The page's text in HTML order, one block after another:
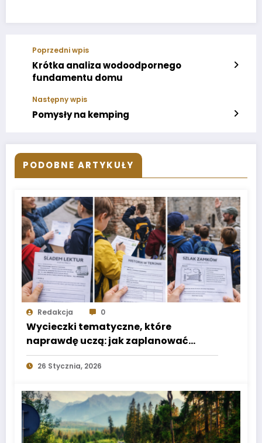
Poprzedni wpis
Krótka analiza wodoodpornego
fundamentu domu
Następny wpis
Pomysły na kemping
PODOBNE ARTYKUŁY
Redakcja 0
Wycieczki tematyczne, które
naprawdę uczą: jak zaplanować
„scenariusz”, a nie tylko trasę
26 Stycznia, 2026